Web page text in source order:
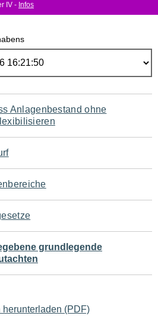
IV - Infos
Anlagenbestand ohne
grundlegende
(PDF)